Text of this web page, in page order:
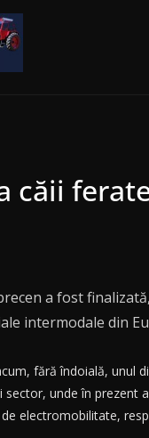
căii
a fost
intermodale din
fără îndoială, unul
unde în prezent
electromobilitate,